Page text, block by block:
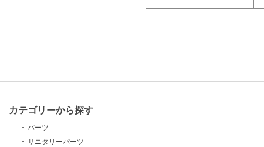
カテゴリーから探す
パーツ
サニタリーパーツ